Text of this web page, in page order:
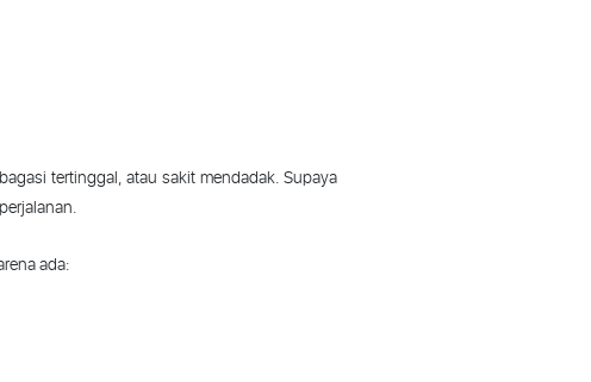
bagasi tertinggal, atau sakit mendadak. Supaya
perjalanan.
ada: